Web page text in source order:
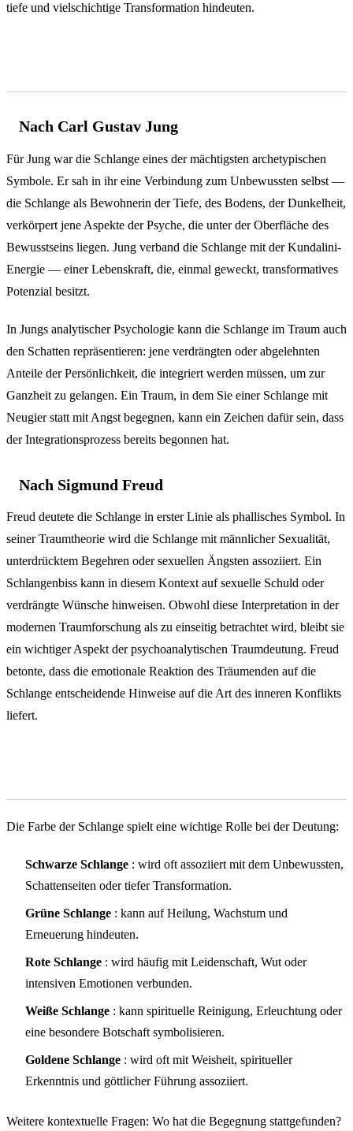
tiefe und vielschichtige Transformation hindeuten.
Nach Carl Gustav Jung
Für Jung war die Schlange eines der mächtigsten archetypischen
Symbole. Er sah in ihr eine Verbindung zum Unbewussten selbst —
die Schlange als Bewohnerin der Tiefe, des Bodens, der Dunkelheit,
verkörpert jene Aspekte der Psyche, die unter der Oberfläche des
Bewusstseins liegen. Jung verband die Schlange mit der Kundalini-
Energie — einer Lebenskraft, die, einmal geweckt, transformatives
Potenzial besitzt.
In Jungs analytischer Psychologie kann die Schlange im Traum auch
den Schatten repräsentieren: jene verdrängten oder abgelehnten
Anteile der Persönlichkeit, die integriert werden müssen, um zur
Ganzheit zu gelangen. Ein Traum, in dem Sie einer Schlange mit
Neugier statt mit Angst begegnen, kann ein Zeichen dafür sein, dass
der Integrationsprozess bereits begonnen hat.
Nach Sigmund Freud
Freud deutete die Schlange in erster Linie als phallisches Symbol. In
seiner Traumtheorie wird die Schlange mit männlicher Sexualität,
unterdrücktem Begehren oder sexuellen Ängsten assoziiert. Ein
Schlangenbiss kann in diesem Kontext auf sexuelle Schuld oder
verdrängte Wünsche hinweisen. Obwohl diese Interpretation in der
modernen Traumforschung als zu einseitig betrachtet wird, bleibt sie
ein wichtiger Aspekt der psychoanalytischen Traumdeutung. Freud
betonte, dass die emotionale Reaktion des Träumenden auf die
Schlange entscheidende Hinweise auf die Art des inneren Konflikts
liefert.
Die Farbe der Schlange spielt eine wichtige Rolle bei der Deutung:
Schwarze Schlange : wird oft assoziiert mit dem Unbewussten,
Schattenseiten oder tiefer Transformation.
Grüne Schlange : kann auf Heilung, Wachstum und
Erneuerung hindeuten.
Rote Schlange : wird häufig mit Leidenschaft, Wut oder
intensiven Emotionen verbunden.
Weiße Schlange : kann spirituelle Reinigung, Erleuchtung oder
eine besondere Botschaft symbolisieren.
Goldene Schlange : wird oft mit Weisheit, spiritueller
Erkenntnis und göttlicher Führung assoziiert.
Weitere kontextuelle Fragen: Wo hat die Begegnung stattgefunden?